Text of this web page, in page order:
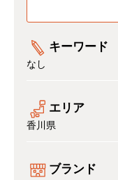
キーワード
なし
エリア
香川県
ブランド